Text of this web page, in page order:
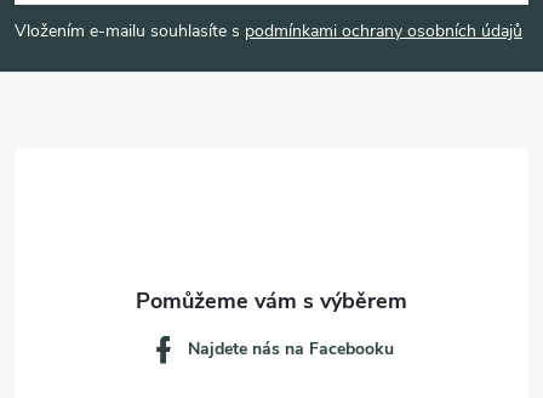
p
a
Vložením e-mailu souhlasíte s podmínkami ochrany osobních údajů
Najdete nás na Facebooku